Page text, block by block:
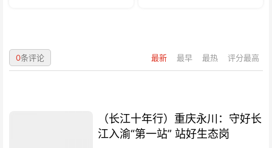
最新 最早 最热 评分最高
0条评论
（长江十年行）重庆永川：守好长
江入渝“第一站” 站好生态岗